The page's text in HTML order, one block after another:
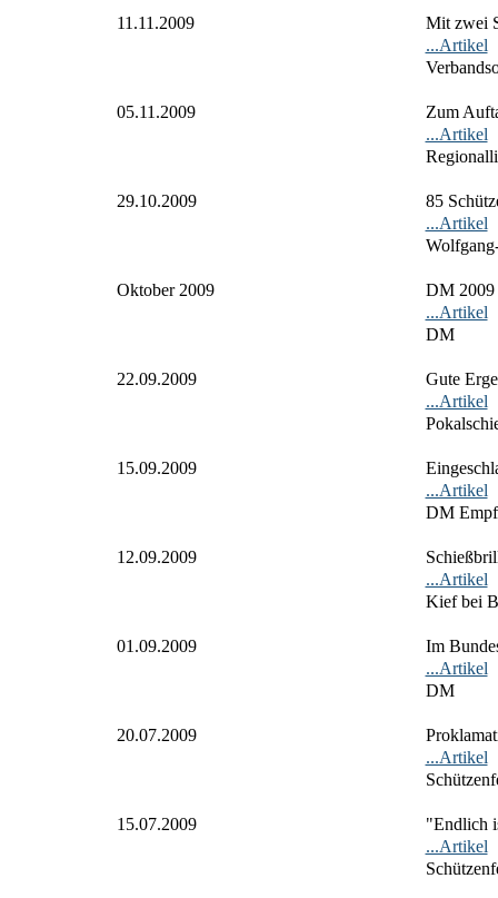
11.11.2009
Mit zwei
...Artikel
05.11.2009
Zum
...Artikel
29.10.2009
85
...Artikel
Oktober 2009
DM 2009
...Artikel
DM
22.09.2009
Gute
...Artikel
15.09.2009
...Artikel
DM
12.09.2009
...Artikel
Kief bei
01.09.2009
Im
...Artikel
DM
20.07.2009
...Artikel
15.07.2009
"Endlich
...Artikel